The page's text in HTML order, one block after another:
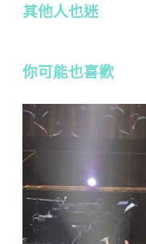
其他人也迷
你可能也喜歡